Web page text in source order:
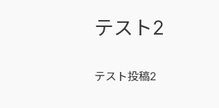
テスト2
テスト投稿2